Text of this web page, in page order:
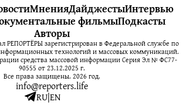
МненияДайджестыИнтервью
фильмыПодкасты
Авторы
РЕПОРТЁРЫ зарегистрирован в Федеральной службе по
технологий и массовых коммуникаций.
средства массовой информации Серия Эл № ФС77-
90555 от 23.12.2025 г.
Все права защищены. 2026 год.
info@reporters.life
RU|EN